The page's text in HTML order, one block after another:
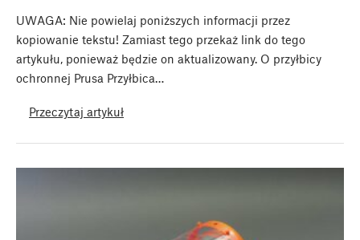
UWAGA: Nie powielaj poniższych informacji przez
kopiowanie tekstu! Zamiast tego przekaż link do tego
artykułu, ponieważ będzie on aktualizowany. O przyłbicy
ochronnej Prusa Przyłbica…
Przeczytaj artykuł